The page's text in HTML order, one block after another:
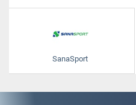
SanaSport